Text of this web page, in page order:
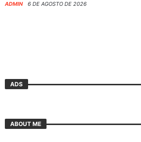
ADMIN 6 DE AGOSTO DE 2026
ADS
ABOUT ME